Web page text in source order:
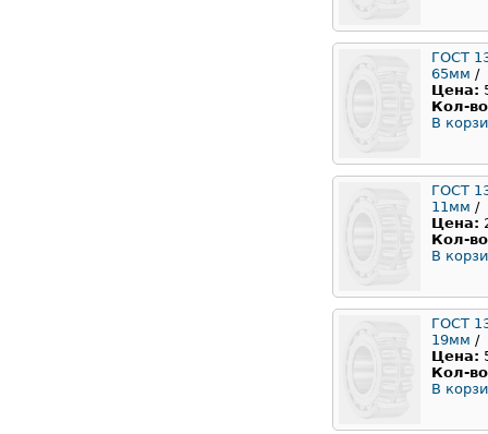
ГОСТ
65мм /
Цена:
Кол-
В
ГОСТ
11мм /
Цена:
Кол-
В
ГОСТ
19мм /
Цена:
Кол-
В